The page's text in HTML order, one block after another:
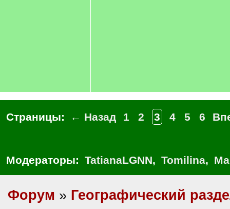
Страницы: ← Назад 1 2 3 4 5 6
Модераторы: TatianaLGNN, Tomilina,
Форум » Географический